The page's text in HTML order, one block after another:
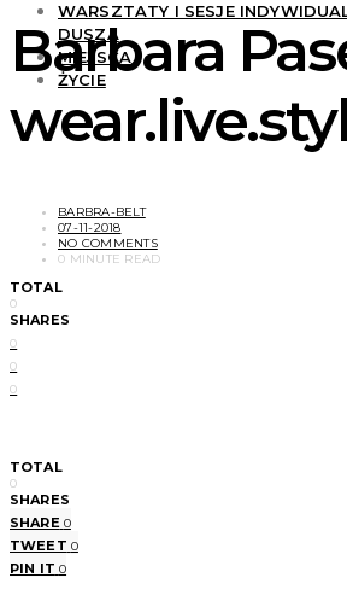
WARSZTATY I SESJE
DUSZA
MIEJSCA
ŻYCIE
Barbara
BARBRA-BELT
07-11-2018
NO COMMENTS
0 MINUTE READ
TOTAL
0
SHARES
0
0
0
TOTAL
0
SHARES
SHARE 0
TWEET 0
PIN IT 0